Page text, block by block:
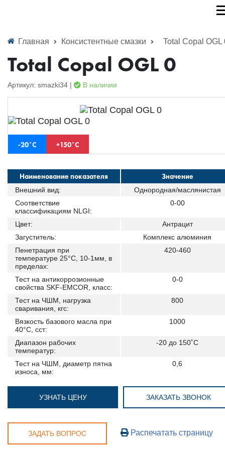
Главная Консистентные смазки Total Copal OGL
Total Copal OGL 0
Артикул: smazki34 | В наличии
-20˚С +150˚С
Наименование показателя Значение
Внешний вид:
Однородная/маслянистая
Соответствие
классификациям NLGI:
0-00
Цвет:
Антрацит
Загуститель:
Комплекс алюминия
Пенетрация при
температуре 25°С, 10-1мм, в
пределах:
420-460
Тест на антикоррозионные
свойства SKF-EMCOR, класс:
0-0
Тест на ЧШМ, нагрузка
сваривания, кгс:
800
Вязкость базового масла при
40°C, сст:
1000
Диапазон рабочих
температур:
-20 до 150˚С
Тест на ЧШМ, диаметр пятна
износа, мм:
0,6
УЗНАТЬ ЦЕНУ ЗАКАЗАТЬ ЗВОНОК
ЗАДАТЬ ВОПРОС Распечатать страницу